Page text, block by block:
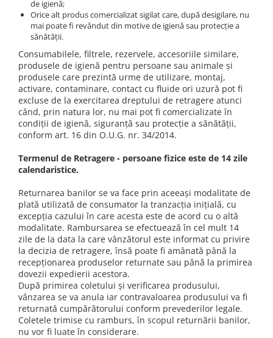
de igienă;
Orice alt produs comercializat sigilat care, după desigilare, nu
mai poate fi revândut din motive de igienă sau protecţie a
sănătăţii.
Consumabilele, filtrele, rezervele, accesoriile similare,
produsele de igienă pentru persoane sau animale și
produsele care prezintă urme de utilizare, montaj,
activare, contaminare, contact cu fluide ori uzură pot fi
excluse de la exercitarea dreptului de retragere atunci
când, prin natura lor, nu mai pot fi comercializate în
condiții de igienă, siguranță sau protecţie a sănătăţii,
conform art. 16 din O.U.G. nr. 34/2014.
Termenul de Retragere - persoane fizice este de 14 zile
calendaristice.
Returnarea banilor se va face prin aceeaşi modalitate de
plată utilizată de consumator la tranzacţia iniţială, cu
excepţia cazului în care acesta este de acord cu o altă
modalitate. Rambursarea se efectuează în cel mult 14
zile de la data la care vânzătorul este informat cu privire
la decizia de retragere, însă poate fi amânată până la
recepţionarea produselor returnate sau până la primirea
dovezii expedierii acestora.
După primirea coletului şi verificarea produsului,
vânzarea se va anula iar contravaloarea produsului va fi
returnată cumpărătorului conform prevederilor legale.
Coletele trimise cu ramburs, în scopul returnării banilor,
nu vor fi luate în considerare.